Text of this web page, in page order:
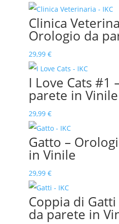
Clinica
Orologio da
29,99 €
I Love Cats #1
parete in Vinile
29,99 €
Gatto –
in Vinile
29,99 €
Coppia di
da parete in